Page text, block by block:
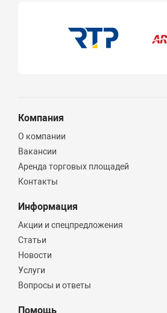
Ликвидация
Бренд
ROMMER
Icma
Компания
О компании
Вакансии
Аренда торговых площадей
Контакты
Информация
Акции и спецпредложения
Статьи
Новости
Услуги
Вопросы и ответы
Помощь